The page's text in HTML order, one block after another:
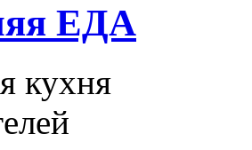
ЕДА
кухня